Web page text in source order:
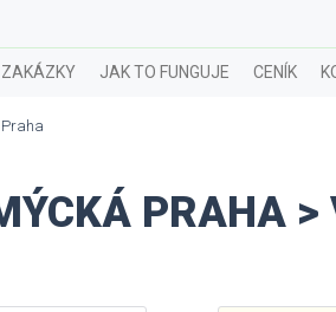
JAK TO FUNGUJE CENÍK
PRAHA >